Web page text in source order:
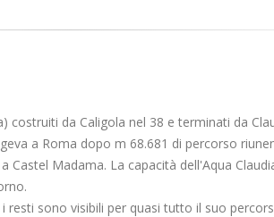
costruiti da Caligola nel 38 e terminati da
a Roma dopo m 68.681 di percorso
Madama. La capacità dell'Aqua
sono visibili per quasi tutto il suo